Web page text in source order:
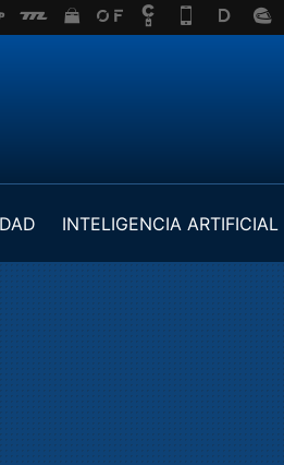
INTELIGENCIA ARTIFICIAL